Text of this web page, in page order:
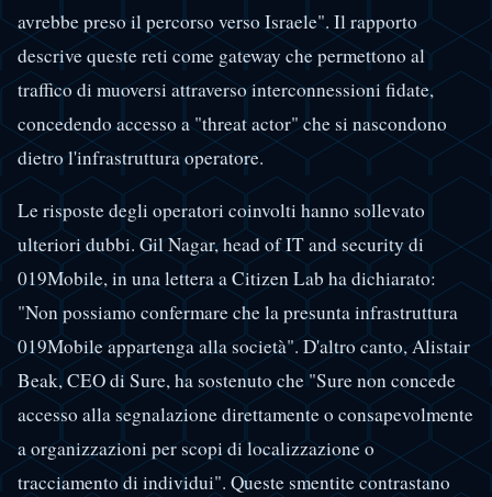
avrebbe preso il percorso verso Israele". Il rapporto
descrive queste reti come gateway che permettono al
traffico di muoversi attraverso interconnessioni fidate,
concedendo accesso a "threat actor" che si nascondono
dietro l'infrastruttura operatore.
Le risposte degli operatori coinvolti hanno sollevato
ulteriori dubbi. Gil Nagar, head of IT and security di
019Mobile, in una lettera a Citizen Lab ha dichiarato:
"Non possiamo confermare che la presunta infrastruttura
019Mobile appartenga alla società". D'altro canto, Alistair
Beak, CEO di Sure, ha sostenuto che "Sure non concede
accesso alla segnalazione direttamente o consapevolmente
a organizzazioni per scopi di localizzazione o
tracciamento di individui". Queste smentite contrastano